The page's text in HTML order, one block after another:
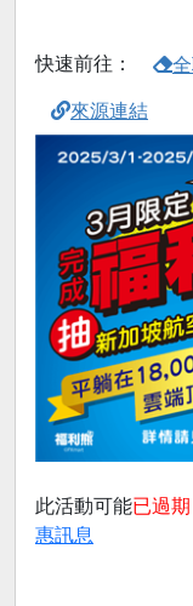
快速前往：
來源連結
此活動可能已過期
惠訊息